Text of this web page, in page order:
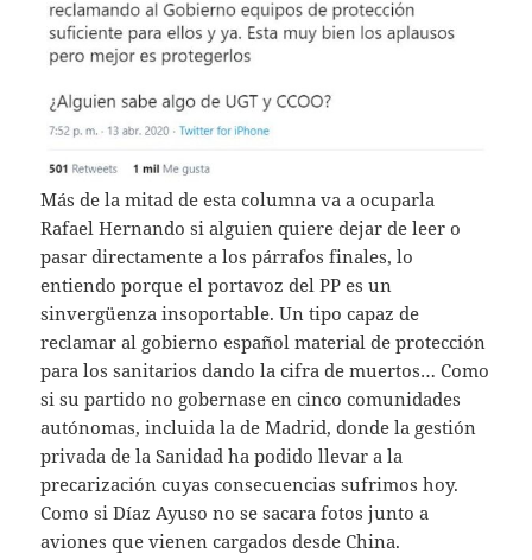
Más de la mitad de esta columna va a ocuparla
Rafael Hernando si alguien quiere dejar de leer o
pasar directamente a los párrafos finales, lo
entiendo porque el portavoz del PP es un
sinvergüenza insoportable. Un tipo capaz de
reclamar al gobierno español material de protección
para los sanitarios dando la cifra de muertos… Como
si su partido no gobernase en cinco comunidades
autónomas, incluida la de Madrid, donde la gestión
privada de la Sanidad ha podido llevar a la
precarización cuyas consecuencias sufrimos hoy.
Como si Díaz Ayuso no se sacara fotos junto a
aviones que vienen cargados desde China.